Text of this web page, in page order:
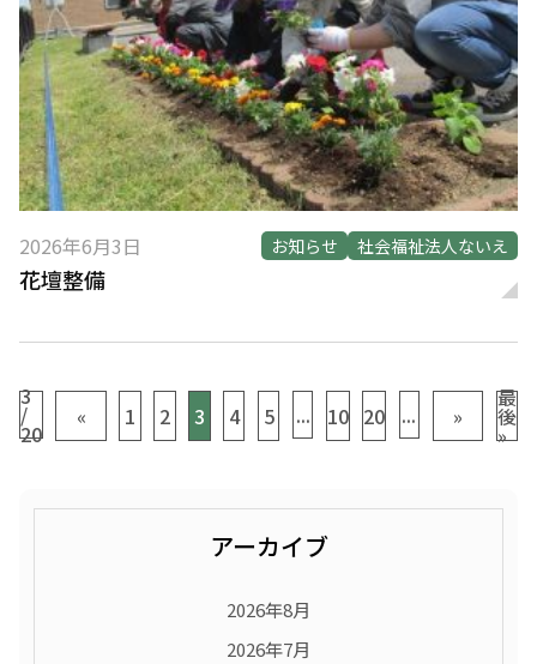
2026年6月3日 お知らせ 社会福祉法人ないえ
花壇整備
3
/
20
« 1 2 3 4 5 ... 10 20 ... »
最
後
»
アーカイブ
2026年8月
2026年7月